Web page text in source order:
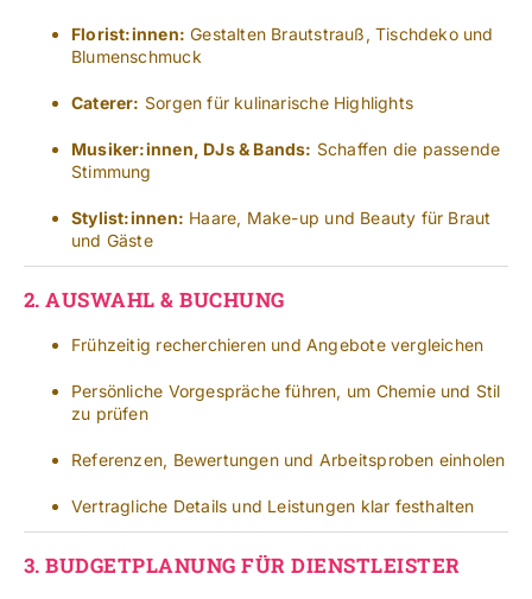
Florist:innen: Gestalten Brautstrauß, Tischdeko und
Blumenschmuck
Caterer: Sorgen für kulinarische Highlights
Musiker:innen, DJs & Bands: Schaffen die passende
Stimmung
Stylist:innen: Haare, Make-up und Beauty für Braut
und Gäste
2.AUSWAHL & BUCHUNG
Frühzeitig recherchieren und Angebote vergleichen
Persönliche Vorgespräche führen, um Chemie und Stil
zu prüfen
Referenzen, Bewertungen und Arbeitsproben einholen
Vertragliche Details und Leistungen klar festhalten
3.BUDGETPLANUNG FÜR DIENSTLEISTER